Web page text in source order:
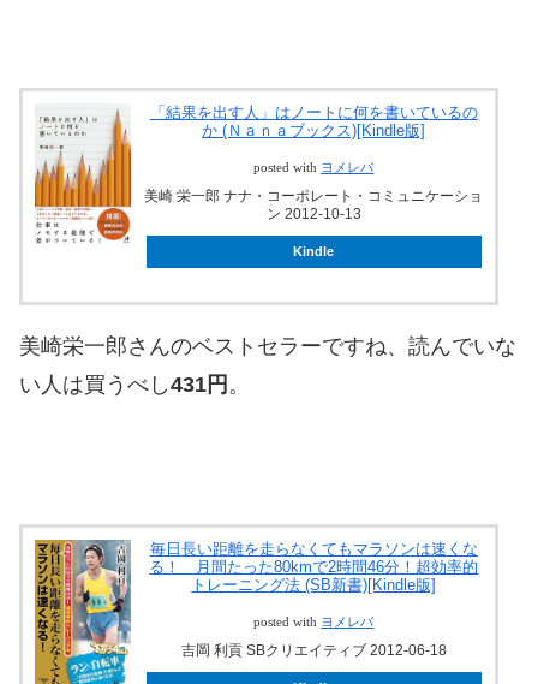
「結果を出す人」はノートに何を書いているの
か (Ｎａｎａブックス)[Kindle版]
posted with ヨメレバ
美崎 栄一郎 ナナ・コーポレート・コミュニケーショ
ン 2012-10-13
Kindle
美崎栄一郎さんのベストセラーですね、読んでいな
い人は買うべし431円 。
毎日長い距離を走らなくてもマラソンは速くな
る！ 月間たった80kmで2時間46分！超効率的
トレーニング法 (SB新書)[Kindle版]
posted with ヨメレバ
吉岡 利貢 SBクリエイティブ 2012-06-18